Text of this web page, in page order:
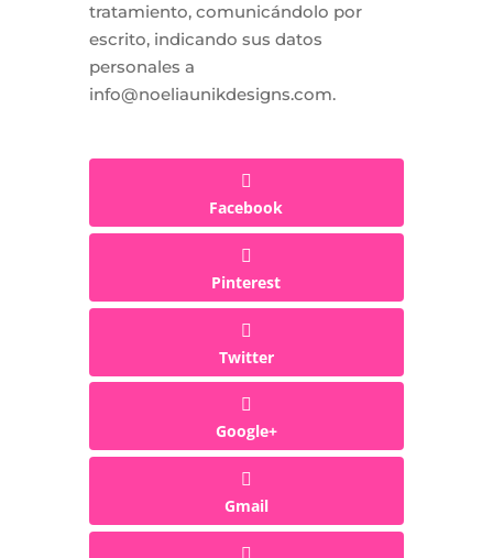
tratamiento, comunicándolo por
escrito, indicando sus datos
personales a
info@noeliaunikdesigns.com.
Facebook
Pinterest
Twitter
Google+
Gmail